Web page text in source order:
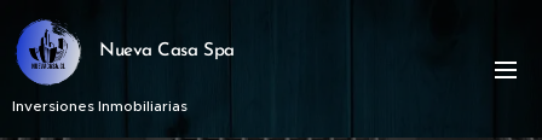
Nueva Casa Spa
Inversiones Inmobiliarias